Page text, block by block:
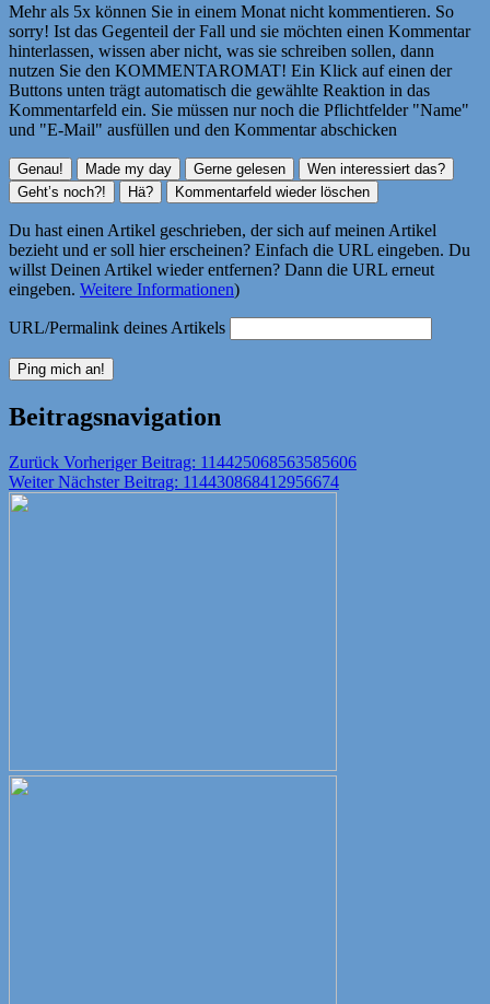
Mehr als 5x können Sie in einem Monat nicht kommentieren. So
sorry! Ist das Gegenteil der Fall und sie möchten einen Kommentar
hinterlassen, wissen aber nicht, was sie schreiben sollen, dann
nutzen Sie den KOMMENTAROMAT! Ein Klick auf einen der
Buttons unten trägt automatisch die gewählte Reaktion in das
Kommentarfeld ein. Sie müssen nur noch die Pflichtfelder "Name"
und "E-Mail" ausfüllen und den Kommentar abschicken
Du hast einen Artikel geschrieben, der sich auf meinen Artikel
bezieht und er soll hier erscheinen? Einfach die URL eingeben. Du
willst Deinen Artikel wieder entfernen? Dann die URL erneut
eingeben. Weitere Informationen)
URL/Permalink deines Artikels
Beitragsnavigation
Zurück Vorheriger Beitrag: 114425068563585606
Weiter Nächster Beitrag: 114430868412956674